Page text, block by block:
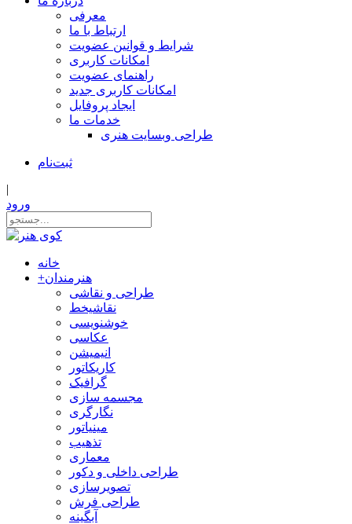
معرفی
ارتباط با ما
شرایط و قوانین عضویت
امکانات کاربری
راهنمای عضویت
امکانات کاربری جدید
ایجاد پروفایل
خدمات ما
طراحی وبسایت هنری
ثبت‌نام
|
ورود
خانه
+هنرمندان
طراحی و نقاشی
نقاشیخط
خوشنویسی
عکاسی
انیمیشن
کاریکاتور
گرافیک
مجسمه سازی
نگارگری
مینیاتور
تذهیب
معماری
طراحی داخلی و دکور
تصویرسازی
طراحی فرش
آبگینه